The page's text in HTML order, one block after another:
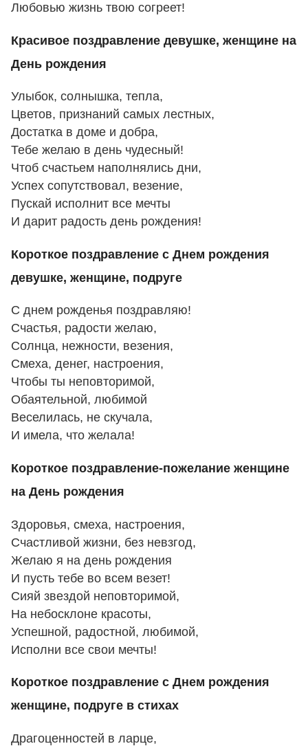
Любовью жизнь твою согреет!
Красивое поздравление девушке, женщине на
День рождения
Улыбок, солнышка, тепла,
Цветов, признаний самых лестных,
Достатка в доме и добра,
Тебе желаю в день чудесный!
Чтоб счастьем наполнялись дни,
Успех сопутствовал, везение,
Пускай исполнит все мечты
И дарит радость день рождения!
Короткое поздравление с Днем рождения
девушке, женщине, подруге
С днем рожденья поздравляю!
Счастья, радости желаю,
Солнца, нежности, везения,
Смеха, денег, настроения,
Чтобы ты неповторимой,
Обаятельной, любимой
Веселилась, не скучала,
И имела, что желала!
Короткое поздравление-пожелание женщине
на День рождения
Здоровья, смеха, настроения,
Счастливой жизни, без невзгод,
Желаю я на день рождения
И пусть тебе во всем везет!
Сияй звездой неповторимой,
На небосклоне красоты,
Успешной, радостной, любимой,
Исполни все свои мечты!
Короткое поздравление с Днем рождения
женщине, подруге в стихах
Драгоценностей в ларце,